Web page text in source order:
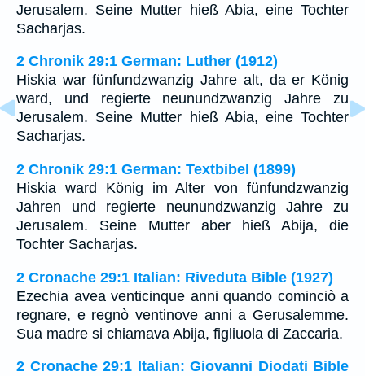
Jerusalem. Seine Mutter hieß Abia, eine Tochter
Sacharjas.
2 Chronik 29:1 German: Luther (1912)
Hiskia war fünfundzwanzig Jahre alt, da er König
ward, und regierte neunundzwanzig Jahre zu
Jerusalem. Seine Mutter hieß Abia, eine Tochter
Sacharjas.
2 Chronik 29:1 German: Textbibel (1899)
Hiskia ward König im Alter von fünfundzwanzig
Jahren und regierte neunundzwanzig Jahre zu
Jerusalem. Seine Mutter aber hieß Abija, die
Tochter Sacharjas.
2 Cronache 29:1 Italian: Riveduta Bible (1927)
Ezechia avea venticinque anni quando cominciò a
regnare, e regnò ventinove anni a Gerusalemme.
Sua madre si chiamava Abija, figliuola di Zaccaria.
2 Cronache 29:1 Italian: Giovanni Diodati Bible